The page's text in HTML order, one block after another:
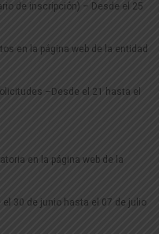
de inscripción) – Desde el 25
en la página web de la entidad
–Desde el 21 hasta el
en la página web de la
30 de junio hasta el 07 de julio